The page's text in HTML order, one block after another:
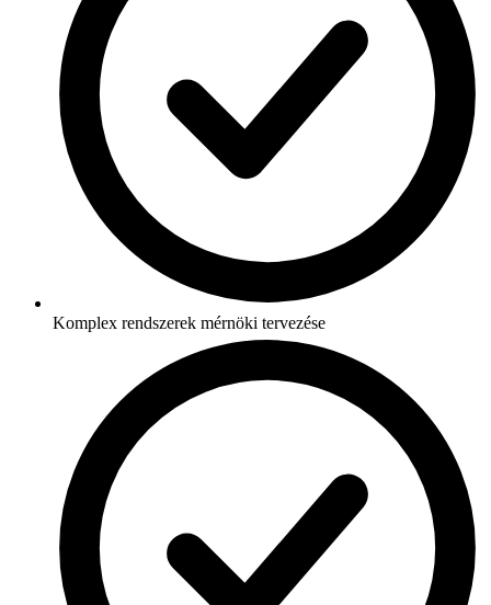
Komplex rendszerek mérnöki tervezése